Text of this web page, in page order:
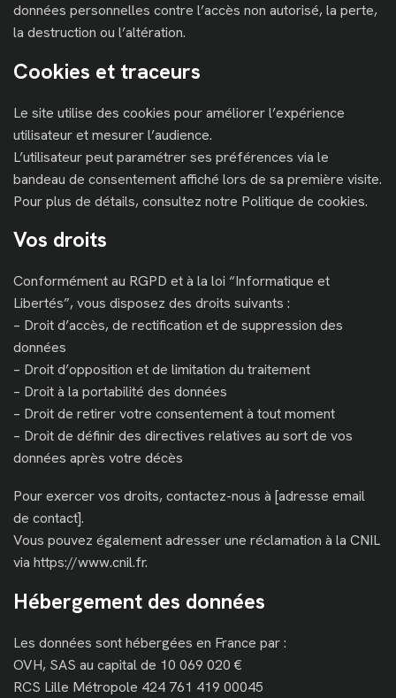
données personnelles contre l’accès non autorisé, la perte,
la destruction ou l’altération.
Cookies et traceurs
Le site utilise des cookies pour améliorer l’expérience
utilisateur et mesurer l’audience.
L’utilisateur peut paramétrer ses préférences via le
bandeau de consentement affiché lors de sa première visite.
Pour plus de détails, consultez notre Politique de cookies.
Vos droits
Conformément au RGPD et à la loi “Informatique et
Libertés”, vous disposez des droits suivants :
– Droit d’accès, de rectification et de suppression des
données
– Droit d’opposition et de limitation du traitement
– Droit à la portabilité des données
– Droit de retirer votre consentement à tout moment
– Droit de définir des directives relatives au sort de vos
données après votre décès
Pour exercer vos droits, contactez-nous à [adresse email
de contact].
Vous pouvez également adresser une réclamation à la CNIL
via https://www.cnil.fr.
Hébergement des données
Les données sont hébergées en France par :
OVH, SAS au capital de 10 069 020 €
RCS Lille Métropole 424 761 419 00045